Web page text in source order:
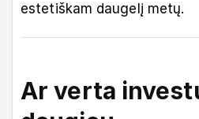
estetiškam daugelį metų.
Ar verta